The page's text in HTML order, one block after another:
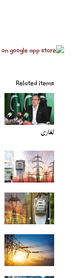
Related items
لغاری